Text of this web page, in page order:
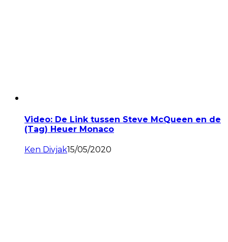
Video: De Link tussen Steve McQueen en de
(Tag) Heuer Monaco
Ken Divjak15/05/2020